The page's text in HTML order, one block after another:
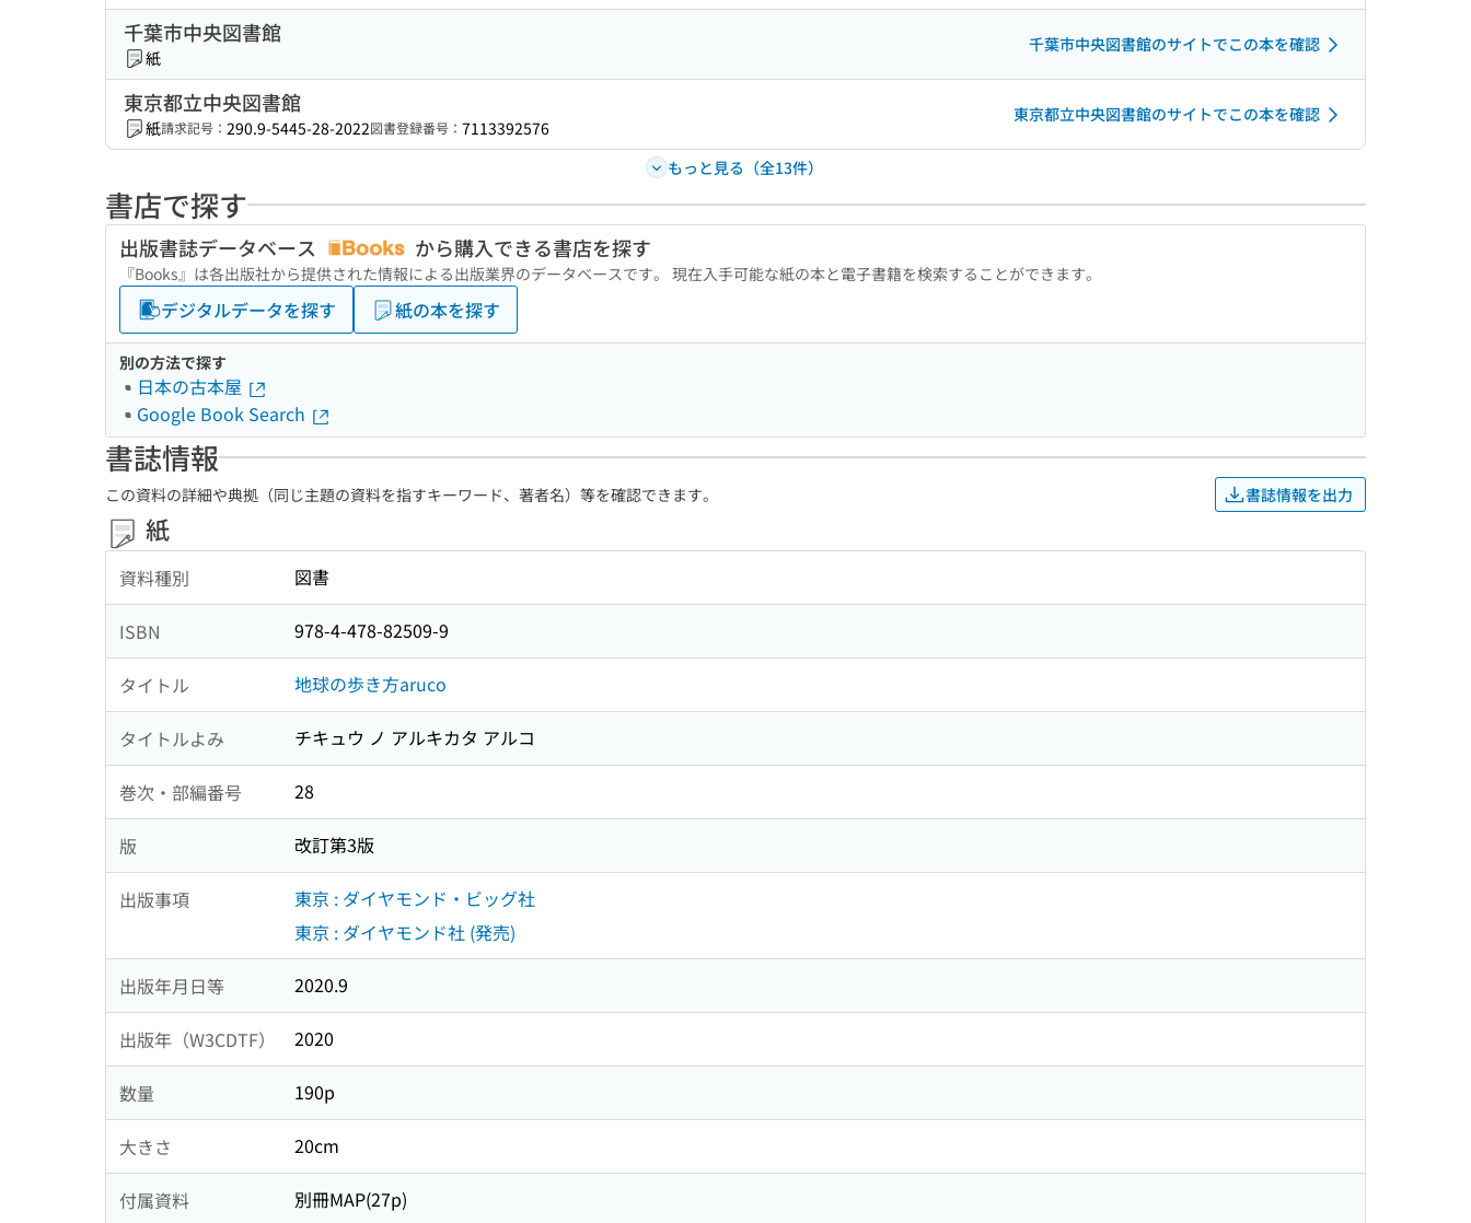
千葉市中央図書館
紙
千葉市中央図書館のサイトでこの本を確認
東京都立中央図書館
紙請求記号： 290.9-5445-28-2022図書登録番号： 7113392576
東京都立中央図書館のサイトでこの本を確認
もっと見る（全13件）
書店で探す
出版書誌データベース から購入できる書店を探す
『Books』は各出版社から提供された情報による出版業界のデータベースです。 現在入手可能な紙の本と電子書籍を検索することができます。
デジタルデータを探す 紙の本を探す
別の方法で探す
日本の古本屋
Google Book Search
書誌情報
この資料の詳細や典拠（同じ主題の資料を指すキーワード、著者名）等を確認できます。 書誌情報を出力
紙
資料種別 図書
ISBN 978-4-478-82509-9
タイトル 地球の歩き方aruco
タイトルよみ チキュウ ノ アルキカタ アルコ
巻次・部編番号 28
版 改訂第3版
出版事項
東京 : ダイヤモンド・ビッグ社
東京 : ダイヤモンド社 (発売)
出版年月日等 2020.9
出版年（W3CDTF） 2020
数量 190p
大きさ 20cm
付属資料 別冊MAP(27p)